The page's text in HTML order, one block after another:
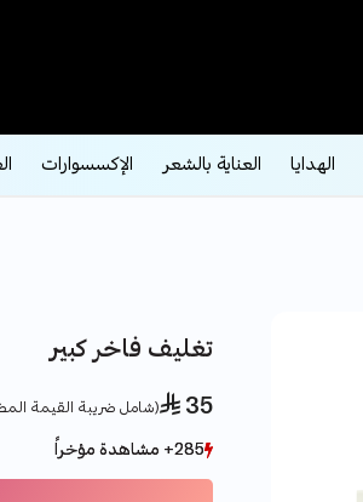
الهدايا العناية بالشعر الإكسسوارات
تغليف فاخر كبير
 35(شامل ضريبة القيمة
285+ مشاهدة مؤخراً
275+ بيع مؤخراً
285+ مشاهدة مؤخراً
275+ بيع مؤخراً